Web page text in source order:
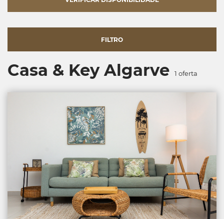
FILTRO
Casa & Key Algarve 1 oferta